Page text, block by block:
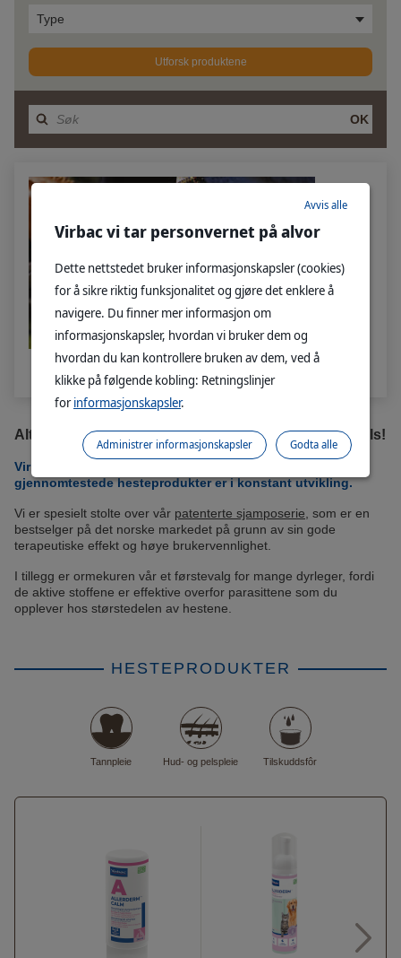
Type
Utforsk produktene
OK
Tilskuddsfôr til hest
Alt du trenger for optimal pleie av hestens hud og pels!
Virbacs portefølje av innovative, anerkjente og
gjennomtestede hesteprodukter er i konstant utvikling.
Vi er spesielt stolte over vår patenterte sjamposerie , som er en
bestselger på det norske markedet på grunn av sin gode
terapeutiske effekt og høye brukervennlighet.
I tillegg er ormekuren vår et førstevalg for mange dyrleger, fordi
de aktive stoffene er effektive overfor parasittene som du
opplever hos størstedelen av hestene.
HESTEPRODUKTER
Tannpleie Hud- og pelspleie Tilskuddsfôr
Virbac vi tar personvernet på alvor
Dette nettstedet bruker informasjonskapsler (cookies)
for å sikre riktig funksjonalitet og gjøre det enklere å
navigere. Du finner mer informasjon om
informasjonskapsler, hvordan vi bruker dem og
hvordan du kan kontrollere bruken av dem, ved å
klikke på følgende kobling: Retningslinjer
forinformasjonskapsler.
Avvis alle
Godta alle
Administrer informasjonskapsler